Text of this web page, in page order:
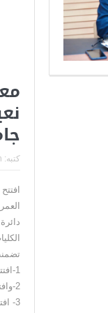
كتبه:
1-افتتاح مجمع القاعات الدراسية ذات الطابقين.
2-وافتتاح قاعة ابن خلدون في كلية الإدارة والاقتصاد .
3- افتتاح نصب التدوين والحروف العربية الضخم في مركز الجامعة .